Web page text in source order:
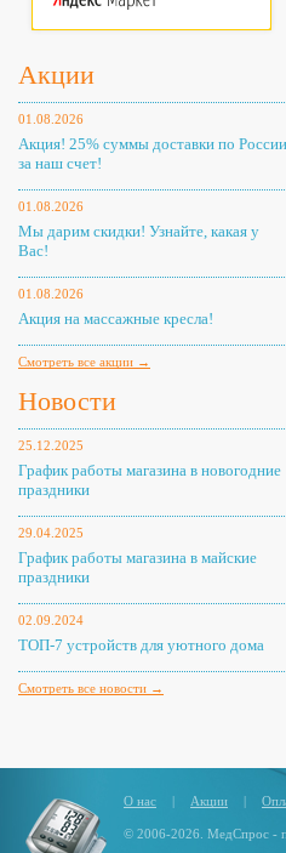
Акции
01.08.2026
Акция! 25% суммы доставки по России
за наш счет!
01.08.2026
Мы дарим скидки! Узнайте, какая у
Вас!
01.08.2026
Акция на массажные кресла!
Смотреть все акции →
Новости
25.12.2025
График работы магазина в новогодние
праздники
29.04.2025
График работы магазина в майские
праздники
02.09.2024
ТОП-7 устройств для уютного дома
Смотреть все новости →
О нас | Акции |
© 2006-2026. МедСпрос -